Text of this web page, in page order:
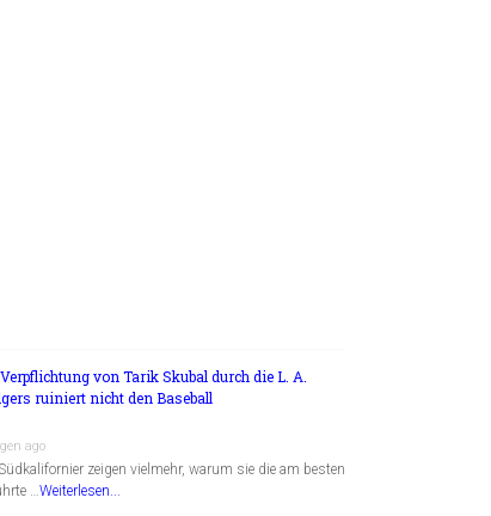
von Tarik Skubal durch die L. A.
ruiniert nicht den Baseball
ago
zeigen vielmehr, warum sie die am besten
…Weiterlesen...